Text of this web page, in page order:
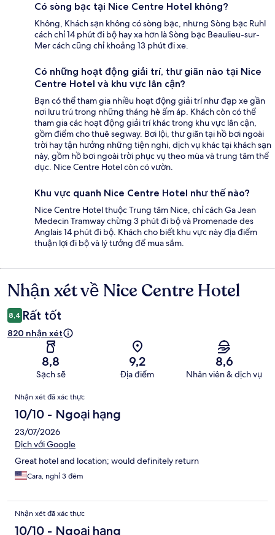
Có sòng bạc tại Nice Centre Hotel không?
Không, Khách sạn không có sòng bạc, nhưng Sòng bạc Ruhl
cách chỉ 14 phút đi bộ hay xa hơn là Sòng bạc Beaulieu-sur-
Mer cách cũng chỉ khoảng 13 phút đi xe.
Có những hoạt động giải trí, thư giãn nào tại Nice
Centre Hotel và khu vực lân cận?
Bạn có thể tham gia nhiều hoạt động giải trí như đạp xe gần
nơi lưu trú trong những tháng hè ấm áp. Khách còn có thể
tham gia các hoạt động giải trí khác trong khu vực lân cận,
gồm điểm cho thuê segway. Bơi lội, thư giãn tại hồ bơi ngoài
trời hay tận hưởng những tiện nghi, dịch vụ khác tại khách sạn
này, gồm hồ bơi ngoài trời phục vụ theo mùa và trung tâm thể
dục. Nice Centre Hotel còn có vườn.
Khu vực quanh Nice Centre Hotel như thế nào?
Nice Centre Hotel thuộc Trung tâm Nice, chỉ cách Ga Jean
Medecin Tramway chừng 3 phút đi bộ và Promenade des
Anglais 14 phút đi bộ. Khách cho biết khu vực này địa điểm
thuận lợi đi bộ và lý tưởng để mua sắm.
Nhận
xét
Nhận xét về Nice Centre Hotel
8,4 Rất tốt
820 nhận xét
8,8
Sạch sẽ
9,2
Địa điểm
8,6
Nhân viên & dịch vụ
Nhận
xét
Nhận xét đã xác thực
10/10 - Ngoại hạng
23/07/2026
Dịch với Google
Great hotel and location; would definitely return
Cara, nghỉ 3 đêm
Nhận xét đã xác thực
10/10 - Ngoại hạng